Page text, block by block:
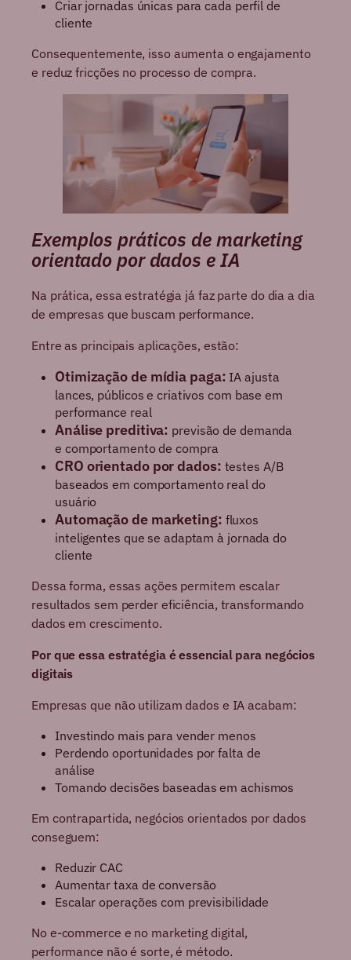
Criar jornadas únicas para cada perfil de
cliente
Consequentemente, isso aumenta o engajamento
e reduz fricções no processo de compra.
Exemplos práticos de marketing
orientado por dados e IA
Na prática, essa estratégia já faz parte do dia a dia
de empresas que buscam performance.
Entre as principais aplicações, estão:
Otimização de mídia paga: IA ajusta
lances, públicos e criativos com base em
performance real
Análise preditiva: previsão de demanda
e comportamento de compra
CRO orientado por dados: testes A/B
baseados em comportamento real do
usuário
Automação de marketing: fluxos
inteligentes que se adaptam à jornada do
cliente
Dessa forma, essas ações permitem escalar
resultados sem perder eficiência, transformando
dados em crescimento.
Por que essa estratégia é essencial para negócios
digitais
Empresas que não utilizam dados e IA acabam:
Investindo mais para vender menos
Perdendo oportunidades por falta de
análise
Tomando decisões baseadas em achismos
Em contrapartida, negócios orientados por dados
conseguem:
Reduzir CAC
Aumentar taxa de conversão
Escalar operações com previsibilidade
No e-commerce e no marketing digital,
performance não é sorte, é método.